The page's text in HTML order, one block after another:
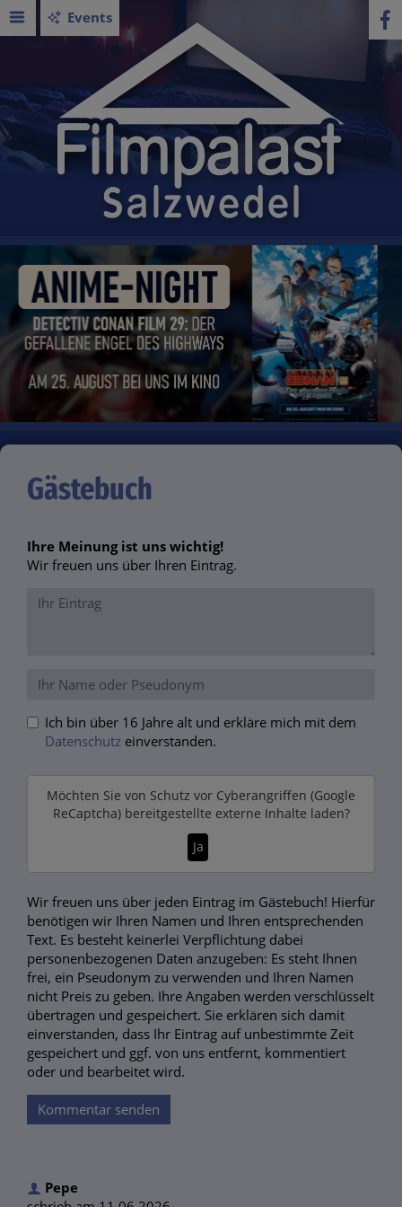
Events
Gästebuch
Ihre Meinung ist uns wichtig!
Wir freuen uns über Ihren Eintrag.
Ich bin über 16 Jahre alt und erkläre mich mit dem
Datenschutz einverstanden.
Möchten Sie von Schutz vor Cyberangriffen (Google
ReCaptcha)bereitgestellte externe Inhalte laden?
Ja
Wir freuen uns über jeden Eintrag im Gästebuch! Hierfür
benötigen wir Ihren Namen und Ihren entsprechenden
Text. Es besteht keinerlei Verpflichtung dabei
personenbezogenen Daten anzugeben: Es steht Ihnen
frei, ein Pseudonym zu verwenden und Ihren Namen
nicht Preis zu geben. Ihre Angaben werden verschlüsselt
übertragen und gespeichert. Sie erklären sich damit
einverstanden, dass Ihr Eintrag auf unbestimmte Zeit
gespeichert und ggf. von uns entfernt, kommentiert
oder und bearbeitet wird.
Kommentar senden
Pepe